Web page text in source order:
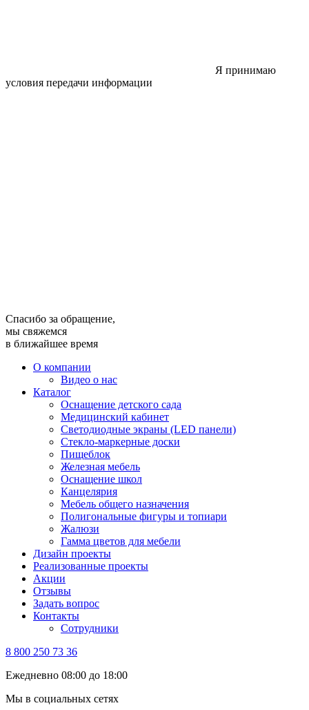
Я принимаю
условия передачи информации
Спасибо за обращение,
мы свяжемся
в ближайшее время
О компании
Видео о нас
Каталог
Оснащение детского сада
Медицинский кабинет
Светодиодные экраны (LED панели)
Стекло-маркерные доски
Пищеблок
Железная мебель
Оснащение школ
Канцелярия
Мебель общего назначения
Полигональные фигуры и топиари
Жалюзи
Гамма цветов для мебели
Дизайн проекты
Реализованные проекты
Акции
Отзывы
Задать вопрос
Контакты
Сотрудники
8 800 250 73 36
Ежедневно 08:00 до 18:00
Мы в социальных сетях